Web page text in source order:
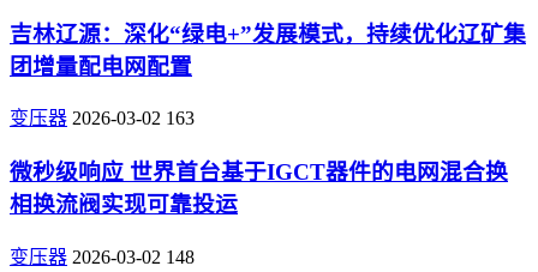
吉林辽源：深化“绿电+”发展模式，持续优化辽矿集
团增量配电网配置
变压器 2026-03-02 163
微秒级响应 世界首台基于IGCT器件的电网混合换
相换流阀实现可靠投运
变压器 2026-03-02 148